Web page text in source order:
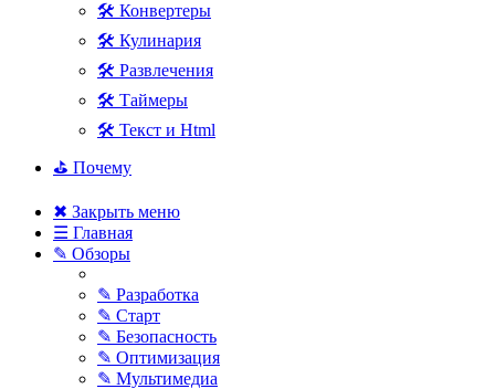
🛠 Конвертеры
🛠 Кулинария
🛠 Развлечения
🛠 Таймеры
🛠 Текст и Html
⛳ Почему
✖ Закрыть меню
☰ Главная
✎ Обзоры
✎ Разработка
✎ Старт
✎ Безопасность
✎ Оптимизация
✎ Мультимедиа